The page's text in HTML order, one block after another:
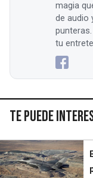
magia
de audio
tu
Te puede